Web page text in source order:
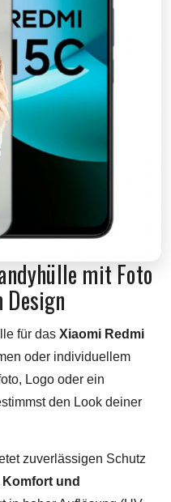
mit Foto
für das Xiaomi Redmi
oder individuellem
Logo oder ein
den Look deiner
zuverlässigen Schutz
Komfort und